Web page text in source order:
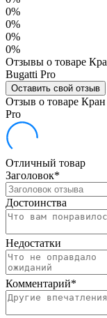
0%
0%
0%
0%
Отзывы о товаре
Bugatti Pro
Оставить свой отзыв
Отзыв о товаре
Pro
Отличный товар
Заголовок*
Достоинства
Недостатки
Комментарий*